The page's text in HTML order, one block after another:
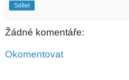
Sdílet
Žádné komentáře:
Okomentovat